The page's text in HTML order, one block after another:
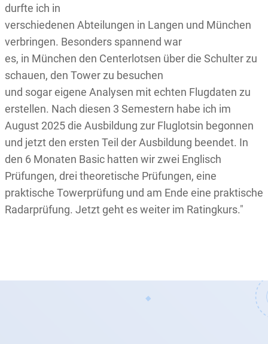
durfte ich in
verschiedenen Abteilungen in Langen und München
verbringen. Besonders spannend war
es, in München den Centerlotsen über die Schulter zu
schauen, den Tower zu besuchen
und sogar eigene Analysen mit echten Flugdaten zu
erstellen. Nach diesen 3 Semestern habe ich im
August 2025 die Ausbildung zur Fluglotsin begonnen
und jetzt den ersten Teil der Ausbildung beendet. In
den 6 Monaten Basic hatten wir zwei Englisch
Prüfungen, drei theoretische Prüfungen, eine
praktische Towerprüfung und am Ende eine praktische
Radarprüfung. Jetzt geht es weiter im Ratingkurs."